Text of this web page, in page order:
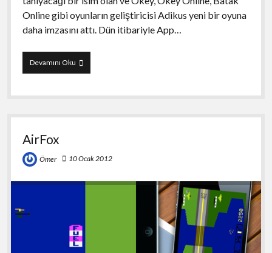
Online gibi oyunların geliştiricisi Adikus yeni bir oyuna
daha imzasını attı. Dün itibariyle App…
Devamını OkuOkey
51
AirFox
Ömer 10 Ocak 2012